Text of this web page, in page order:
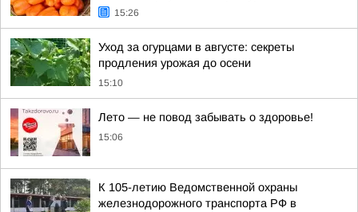
15:26
Уход за огурцами в августе: секреты
продления урожая до осени
15:10
Лето — не повод забывать о здоровье!
15:06
К 105-летию Ведомственной охраны
железнодорожного транспорта РФ в